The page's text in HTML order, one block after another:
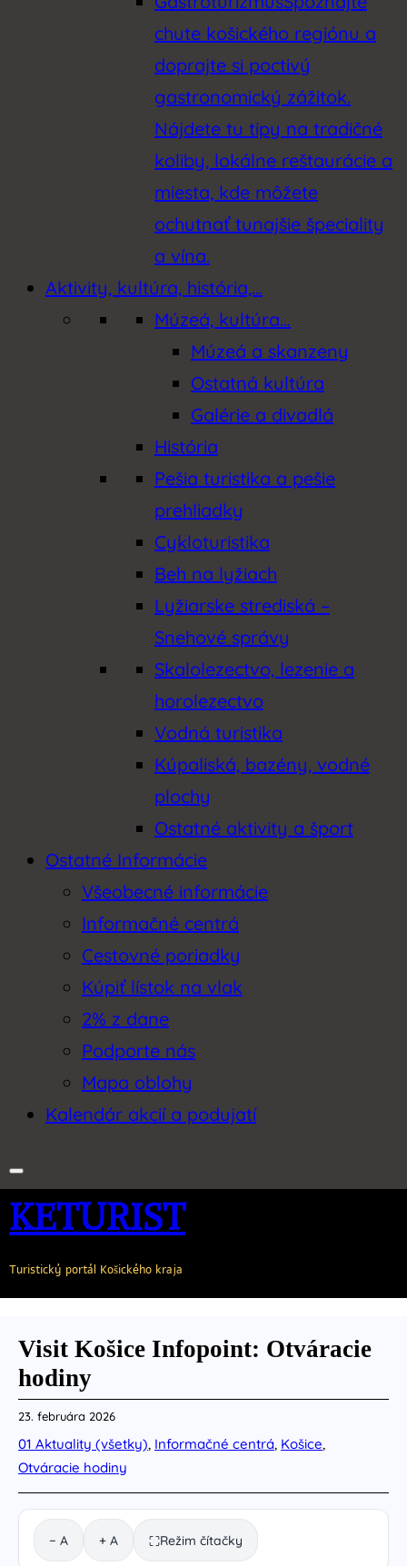
chute košického regiónu a
doprajte si poctivý
gastronomický zážitok.
Nájdete tu tipy na tradičné
koliby, lokálne reštaurácie a
miesta, kde môžete
ochutnať tunajšie špeciality
a vína.
Aktivity, kultúra, história,…
Múzeá, kultúra…
Múzeá a skanzeny
Ostatná kultúra
Galérie a divadlá
História
Pešia turistika a pešie
prehliadky
Cykloturistika
Beh na lyžiach
Lyžiarske strediská –
Snehové správy
Skalolezectvo, lezenie a
horolezectvo
Vodná turistika
Kúpaliská, bazény, vodné
plochy
Ostatné aktivity a šport
Ostatné Informácie
Všeobecné informácie
Informačné centrá
Cestovné poriadky
Kúpiť lístok na vlak
2% z dane
Podporte nás
Mapa oblohy
Kalendár akcií a podujatí
KETURIST
Turistický portál Košického kraja
Visit Košice Infopoint: Otváracie
hodiny
23. februára 2026
01 Aktuality (všetky), Informačné centrá, Košice
Otváracie hodiny
− A + A ⛶Režim čítačky